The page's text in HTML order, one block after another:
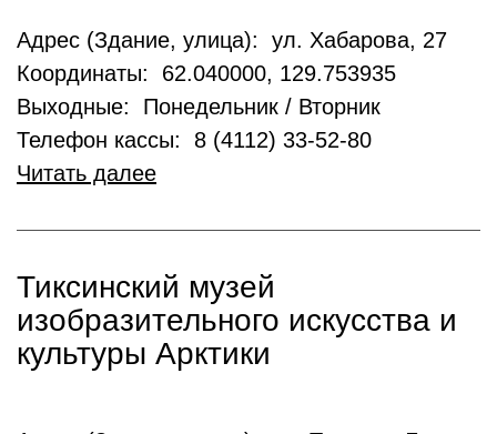
Адрес (Здание, улица): ул. Хабарова, 27
Координаты: 62.040000, 129.753935
Выходные: Понедельник / Вторник
Телефон кассы: 8 (4112) 33-52-80
Читать далее
Тиксинский музей
изобразительного искусства и
культуры Арктики